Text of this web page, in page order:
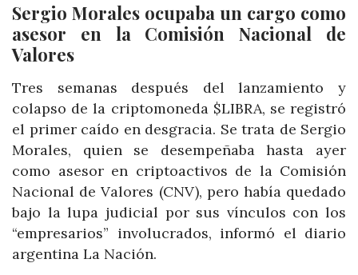
Sergio Morales ocupaba un cargo como
asesor en la Comisión Nacional de
Valores
Tres semanas después del lanzamiento y
colapso de la criptomoneda $LIBRA, se registró
el primer caído en desgracia. Se trata de Sergio
Morales, quien se desempeñaba hasta ayer
como asesor en criptoactivos de la Comisión
Nacional de Valores (CNV), pero había quedado
bajo la lupa judicial por sus vínculos con los
“empresarios” involucrados, informó el diario
argentina La Nación.